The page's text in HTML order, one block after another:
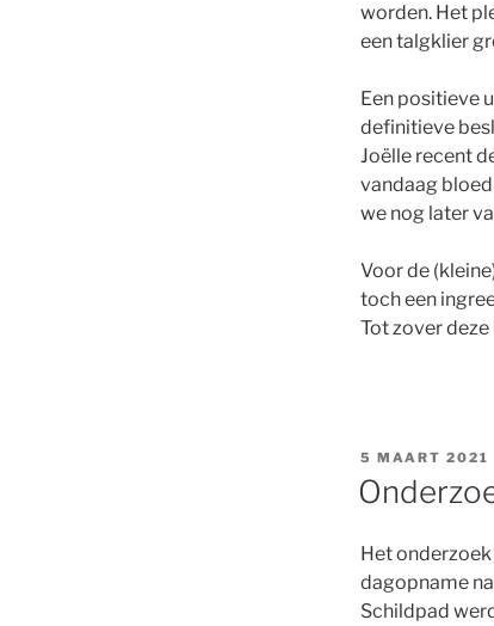
worden. Het
een talgklier
Een positieve
definitieve
Joëlle recent
vandaag
we nog later
Voor de
toch een
Tot zover
GEPLAATST
OP
5 MAART 2021
Het
dagopname
Schildpad